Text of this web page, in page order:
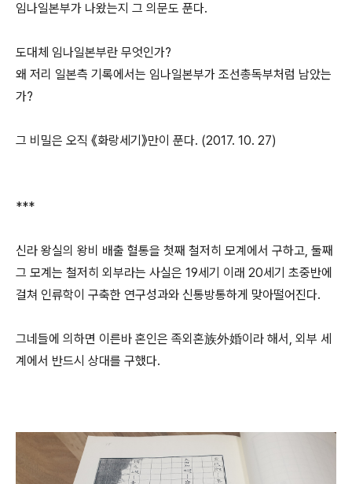
임나일본부가 나왔는지 그 의문도 푼다.
도대체 임나일본부란 무엇인가?
왜 저리 일본측 기록에서는 임나일본부가 조선총독부처럼 남았는
가?
그 비밀은 오직 《화랑세기》만이 푼다. (2017. 10. 27)
***
신라 왕실의 왕비 배출 혈통을 첫째 철저히 모계에서 구하고, 둘째
그 모계는 철저히 외부라는 사실은 19세기 이래 20세기 초중반에
걸쳐 인류학이 구축한 연구성과와 신통방통하게 맞아떨어진다.
그네들에 의하면 이른바 혼인은 족외혼族外婚이라 해서, 외부 세
계에서 반드시 상대를 구했다.